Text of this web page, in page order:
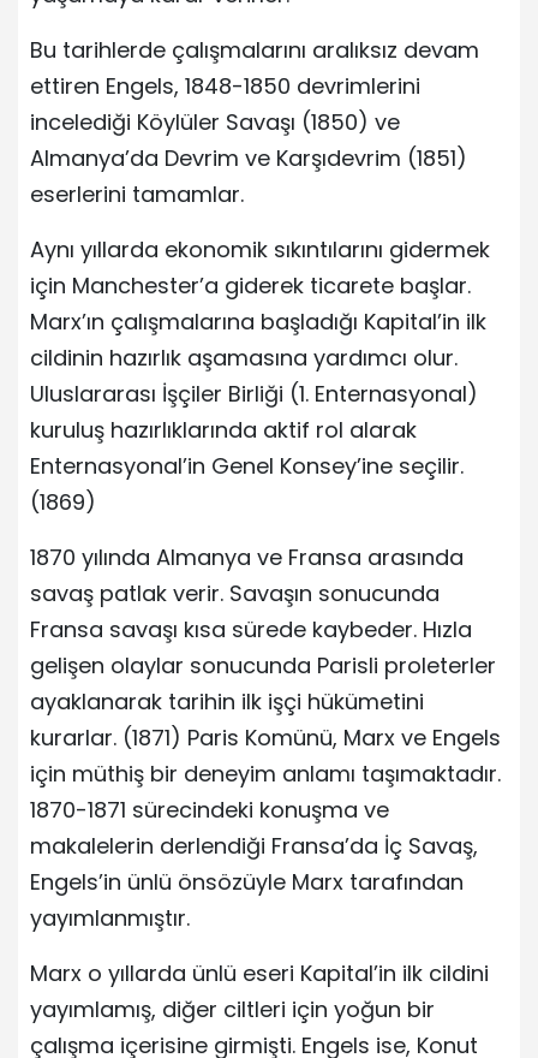
Bu tarihlerde çalışmalarını aralıksız devam
ettiren Engels, 1848-1850 devrimlerini
incelediği Köylüler Savaşı (1850) ve
Almanya’da Devrim ve Karşıdevrim (1851)
eserlerini tamamlar.
Aynı yıllarda ekonomik sıkıntılarını gidermek
için Manchester’a giderek ticarete başlar.
Marx’ın çalışmalarına başladığı Kapital’in ilk
cildinin hazırlık aşamasına yardımcı olur.
Uluslararası İşçiler Birliği (1. Enternasyonal)
kuruluş hazırlıklarında aktif rol alarak
Enternasyonal’in Genel Konsey’ine seçilir.
(1869)
1870 yılında Almanya ve Fransa arasında
savaş patlak verir. Savaşın sonucunda
Fransa savaşı kısa sürede kaybeder. Hızla
gelişen olaylar sonucunda Parisli proleterler
ayaklanarak tarihin ilk işçi hükümetini
kurarlar. (1871) Paris Komünü, Marx ve Engels
için müthiş bir deneyim anlamı taşımaktadır.
1870-1871 sürecindeki konuşma ve
makalelerin derlendiği Fransa’da İç Savaş,
Engels’in ünlü önsözüyle Marx tarafından
yayımlanmıştır.
Marx o yıllarda ünlü eseri Kapital’in ilk cildini
yayımlamış, diğer ciltleri için yoğun bir
çalışma içerisine girmişti. Engels ise, Konut